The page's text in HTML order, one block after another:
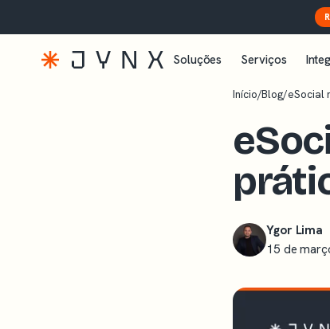
Soluções Serviços
Início/Blog/eSocial
Ygor Lima
15 de